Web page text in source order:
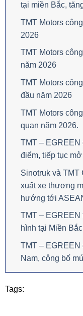
tại miền Bắc,
TMT Motors
2026
TMT Motors
năm 2026
TMT Motors
đầu năm 2026
TMT Motors
quan năm 2026.
TMT – EGREEN
điểm, tiếp tục
Sinotruk và TMT
xuất xe thương
hướng tới
TMT – EGREEN
hình tại Miền Bắc
TMT – EGREEN
Nam, công bố
Tags: